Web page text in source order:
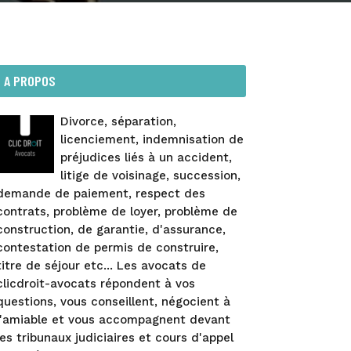
A PROPOS
Divorce, séparation,
licenciement, indemnisation de
préjudices liés à un accident,
litige de voisinage, succession,
de paiement, respect des
problème de loyer, problème de
de garantie, d'assurance,
de permis de construire,
de séjour etc... Les avocats de
avocats répondent à vos
vous conseillent, négocient à
et vous accompagnent devant
tribunaux judiciaires et cours d'appel